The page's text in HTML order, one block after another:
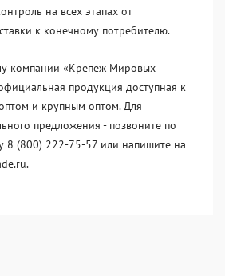
на всех этапах от
к конечному потребителю.
компании «Крепеж Мировых
продукция доступная к
и крупным оптом. Для
предложения - позвоните по
8 (800) 222-75-57 или напишите на